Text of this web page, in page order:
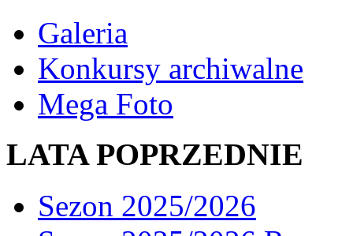
Galeria
Konkursy archiwalne
Mega Foto
LATA POPRZEDNIE
Sezon 2025/2026